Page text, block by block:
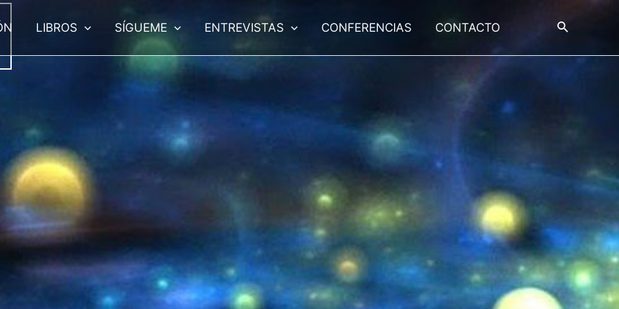
LIBROS SÍGUEME ENTREVISTAS CONFERENCIAS CONTACTO Buscar